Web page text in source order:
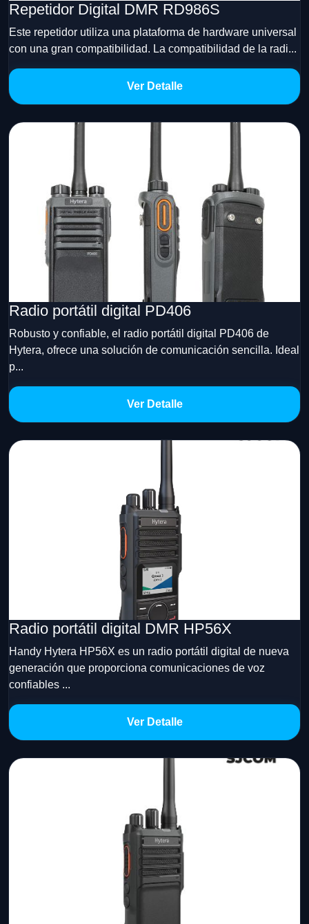
Repetidor Digital DMR RD986S
Este repetidor utiliza una plataforma de hardware universal
con una gran compatibilidad. La compatibilidad de la radi...
Ver Detalle
Radio portátil digital PD406
Robusto y confiable, el radio portátil digital PD406 de
Hytera, ofrece una solución de comunicación sencilla. Ideal
p...
Ver Detalle
Radio portátil digital DMR HP56X
Handy Hytera HP56X es un radio portátil digital de nueva
generación que proporciona comunicaciones de voz
confiables ...
Ver Detalle